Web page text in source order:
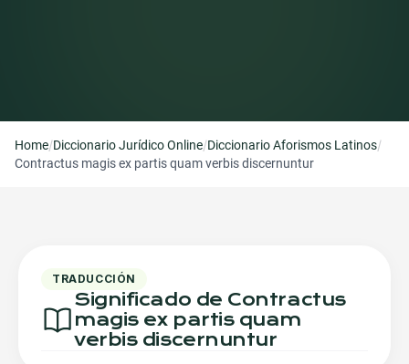
Home/Diccionario Jurídico Online/Diccionario Aforismos Latinos/
Contractus magis ex partis quam verbis discernuntur
TRADUCCIÓN
Significado de Contractus
magis ex partis quam
verbis discernuntur